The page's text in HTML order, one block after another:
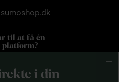
i din
til at få én
platform?